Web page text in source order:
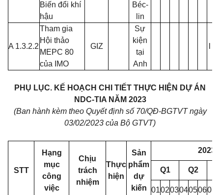
Biến đổi khí
hậu
Béc-
lin
A 1.3.2.2
Tham gia
Hội thảo
MEPC 80
của IMO
GIZ
Sự
kiện
tại
Anh
PHỤ LỤC. KẾ HOẠCH CHI TIẾT THỰC HIỆN DỰ ÁN
NDC-TIA NĂM 2023
(Ban hành kèm theo Quyết định số 70/QĐ-BGTVT ngày
03/02/2023 của Bộ GTVT)
STT
Hạng
mục
công
việc
Chịu
trách
nhiệm
Thực
hiện
Sản
phẩm
dự
kiến
2023
Q1 Q2
01020304050607